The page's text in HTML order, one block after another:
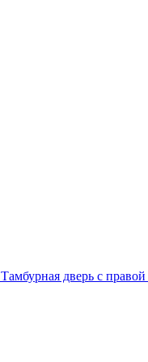
Тамбурная дверь с